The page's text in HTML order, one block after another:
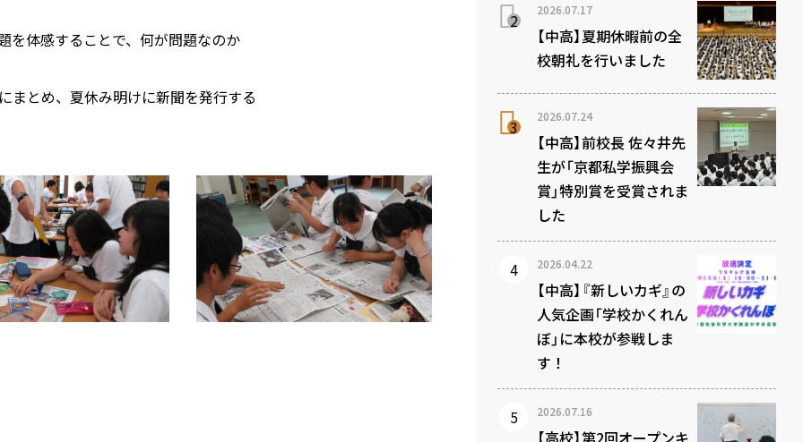
を体感することで、何が問題なのか
まとめ、夏休み明けに新聞を発行する
2026.07.17
【中高】夏期休暇前の全
校朝礼を行いました
2026.07.24
【中高】前校長 佐々井先
生が「京都私学振興会
賞」特別賞を受賞されま
した
2026.04.22
【中高】『新しいカギ』の
人気企画「学校かくれん
ぼ」に本校が参戦しま
す！
2026.07.16
【高校】第2回オープンキ